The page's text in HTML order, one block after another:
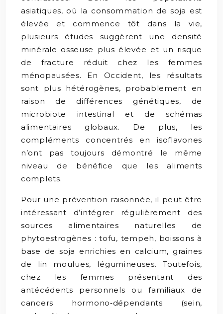
asiatiques, où la consommation de soja est
élevée et commence tôt dans la vie,
plusieurs études suggèrent une densité
minérale osseuse plus élevée et un risque
de fracture réduit chez les femmes
ménopausées. En Occident, les résultats
sont plus hétérogènes, probablement en
raison de différences génétiques, de
microbiote intestinal et de schémas
alimentaires globaux. De plus, les
compléments concentrés en isoflavones
n’ont pas toujours démontré le même
niveau de bénéfice que les aliments
complets.
Pour une prévention raisonnée, il peut être
intéressant d’intégrer régulièrement des
sources alimentaires naturelles de
phytoestrogènes : tofu, tempeh, boissons à
base de soja enrichies en calcium, graines
de lin moulues, légumineuses. Toutefois,
chez les femmes présentant des
antécédents personnels ou familiaux de
cancers hormono‑dépendants (sein,